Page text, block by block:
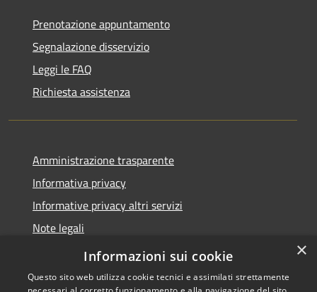
Prenotazione appuntamento
Segnalazione disservizio
Leggi le FAQ
Richiesta assistenza
Amministrazione trasparente
Informativa privacy
Informative privacy altri servizi
Note legali
Dichiarazione di accessibilità
×
Informazioni sui cookie
Questo sito web utilizza cookie tecnici e assimilati strettamente